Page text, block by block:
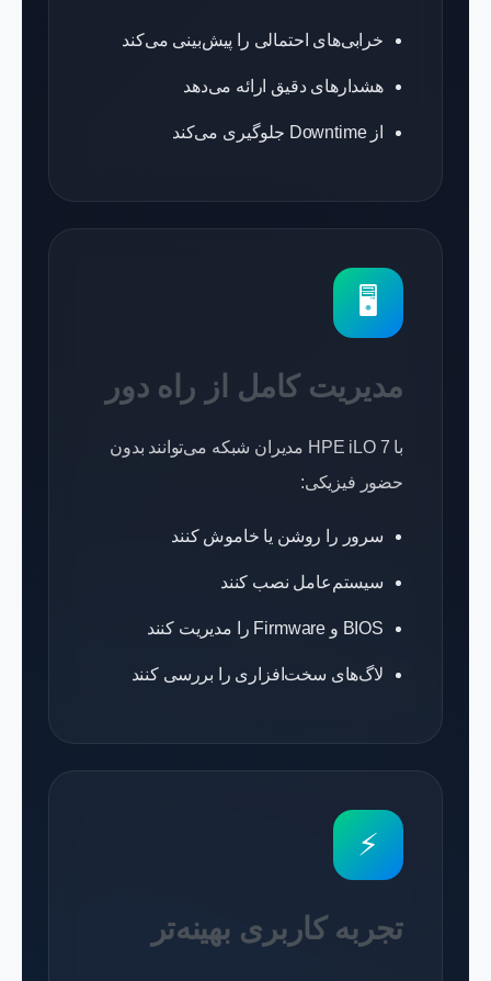
خرابی‌های احتمالی را پیش‌بینی می‌کند
هشدارهای دقیق ارائه می‌دهد
از Downtime جلوگیری می‌کند
🖥️
مدیریت کامل از راه دور
با HPE iLO 7 مدیران شبکه می‌توانند بدون
حضور فیزیکی:
سرور را روشن یا خاموش کنند
سیستم‌عامل نصب کنند
BIOS و Firmware را مدیریت کنند
لاگ‌های سخت‌افزاری را بررسی کنند
⚡
تجربه کاربری بهینه‌تر